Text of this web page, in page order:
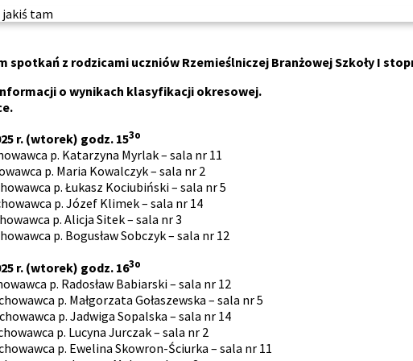
spotkań z rodzicami uczniów Rzemieślniczej Branżowej Szkoły I
o wynikach klasyfikacji okresowej.
r. (wtorek) godz. 153o
p. Katarzyna Myrlak – sala nr 11
p. Maria Kowalczyk – sala nr 2
p. Łukasz Kociubiński – sala nr 5
p. Józef Klimek – sala nr 14
p. Alicja Sitek – sala nr 3
p. Bogusław Sobczyk – sala nr 12
r. (wtorek) godz. 163o
p. Radosław Babiarski – sala nr 12
p. Małgorzata Gołaszewska – sala nr 5
p. Jadwiga Sopalska – sala nr 14
p. Lucyna Jurczak – sala nr 2
p. Ewelina Skowron-Ściurka – sala nr 11